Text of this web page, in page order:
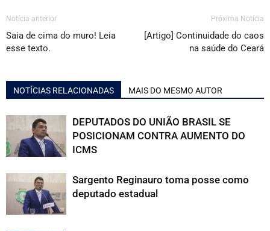
Notícia anterior
Saia de cima do muro! Leia
esse texto.
Próxima Notícia
[Artigo] Continuidade do caos
na saúde do Ceará
NOTÍCIAS RELACIONADAS MAIS DO MESMO AUTOR
DEPUTADOS DO UNIÃO BRASIL SE
POSICIONAM CONTRA AUMENTO DO
ICMS
Sargento Reginauro toma posse como
deputado estadual